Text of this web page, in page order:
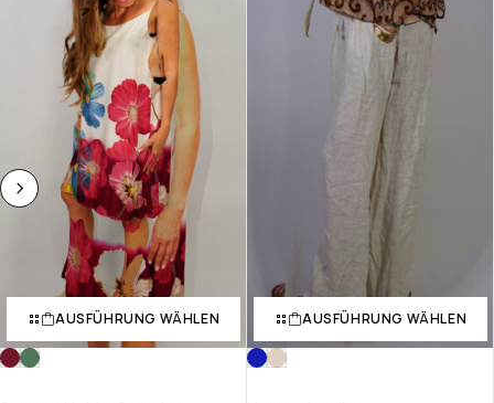
AUSFÜHRUNG WÄHLEN AUSFÜHRUNG WÄHLEN